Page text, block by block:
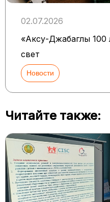
02.07.2026
«Аксу-Джабаглы 100
свет
Новости
Читайте также: